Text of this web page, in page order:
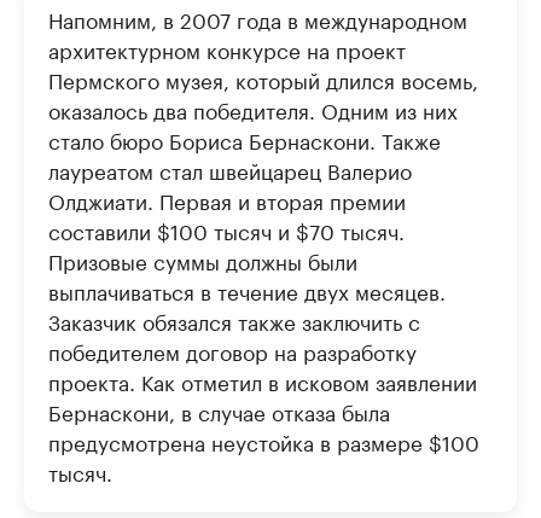
Напомним, в 2007 года в международном
архитектурном конкурсе на проект
Пермского музея, который длился восемь,
оказалось два победителя. Одним из них
стало бюро Бориса Бернаскони. Также
лауреатом стал швейцарец​ Валерио
Олджиати. Первая и вторая премии
составили $100 тысяч и $70 тысяч.
Призовые суммы должны были
выплачиваться в течение двух месяцев.
Заказчик обязался также заключить с
победителем договор на разработку
проекта. Как отметил в исковом заявлении
Бернаскони, в случае отказа была
предусмотрена неустойка в размере $100
тысяч.